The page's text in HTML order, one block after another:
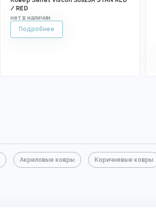
/ RED
Акриловые ковры Коричневые ковры